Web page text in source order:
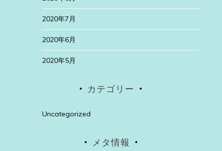
2020年7月
2020年6月
2020年5月
カテゴリー
Uncategorized
メタ情報